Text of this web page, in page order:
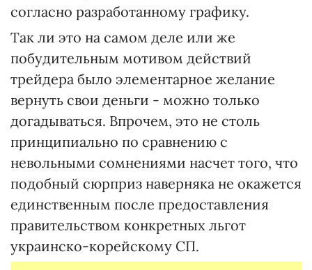
согласно разработанному графику.
Так ли это на самом деле или же
побудительным мотивом действий
трейдера было элементарное желание
вернуть свои деньги - можно только
догадываться. Впрочем, это не столь
принципиально по сравнению с
невольными сомнениями насчет того, что
подобный сюрприз наверняка не окажется
единственным после предоставления
правительством конкретных льгот
украинско-корейскому СП.